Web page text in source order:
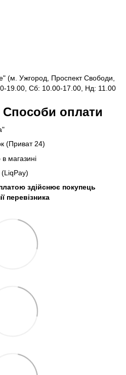
(м. Ужгород, Проспект Свободи,
19.00, Сб: 10.00-17.00, Нд: 11.00
оплати
(Приват 24)
магазині
здійснює покупець
перевізника